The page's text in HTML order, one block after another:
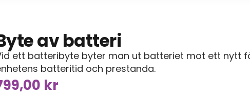
av batteri
ett batteribyte byter man ut batteriet mot ett nytt
batteritid och prestanda.
kr